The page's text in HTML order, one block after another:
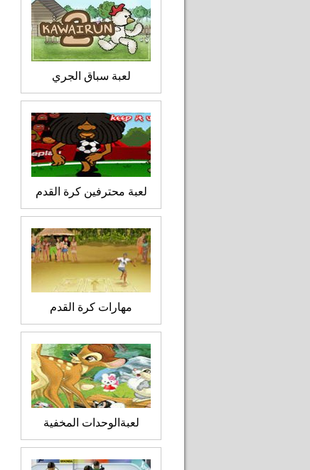
لعبة سباق الجري
لعبة محترفين كرة القدم
مهارات كرة القدم
لعبةالوحدات المخفية